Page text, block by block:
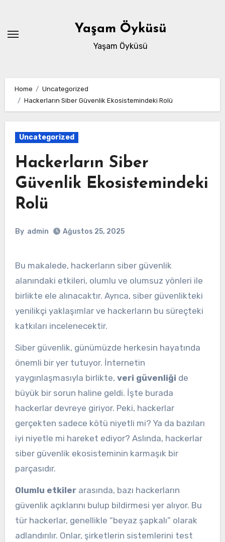
content
Yaşam Öyküsü
Yaşam Öyküsü
Home
Uncategorized
Hackerların Siber Güvenlik Ekosistemindeki Rolü
Uncategorized
Hackerların Siber
Güvenlik Ekosistemindeki
Rolü
By admin Ağustos 25, 2025
Bu makalede, hackerların siber güvenlik
alanındaki etkileri, olumlu ve olumsuz yönleri ile
birlikte ele alınacaktır. Ayrıca, siber güvenlikteki
yenilikçi yaklaşımlar ve hackerların bu süreçteki
katkıları incelenecektir.
Siber güvenlik, günümüzde herkesin hayatında
önemli bir yer tutuyor. İnternetin
yaygınlaşmasıyla birlikte, veri güvenliği de
büyük bir sorun haline geldi. İşte burada
hackerlar devreye giriyor. Peki, hackerlar
gerçekten sadece kötü niyetli mi? Ya da bazıları
iyi niyetle mi hareket ediyor? Aslında, hackerlar
siber güvenlik ekosisteminin karmaşık bir
parçasıdır.
Olumlu etkilerarasında, bazı hackerların
güvenlik açıklarını bulup bildirmesi yer alıyor. Bu
tür hackerlar, genellikle “beyaz şapkalı” olarak
adlandırılır. Onlar, şirketlerin sistemlerini test